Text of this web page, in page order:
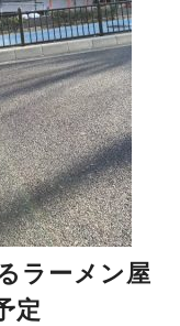
ラーメン屋
定